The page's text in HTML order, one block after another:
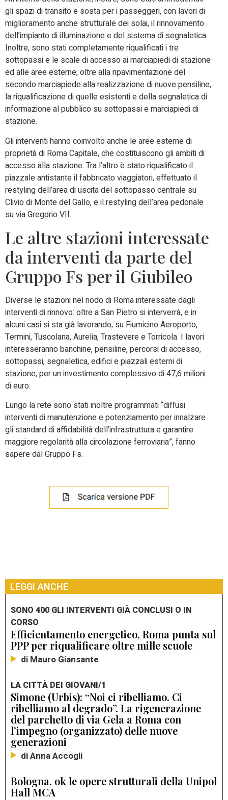
gli spazi di transito e sosta per i passeggeri, con lavori di
miglioramento anche strutturale dei solai, il rinnovamento
dell’impianto di illuminazione e del sistema di segnaletica.
Inoltre, sono stati completamente riqualificati i tre
sottopassi e le scale di accesso ai marciapiedi di stazione
ed alle aree esterne, oltre alla ripavimentazione del
secondo marciapiede alla realizzazione di nuove pensiline,
la riqualificazione di quelle esistenti e della segnaletica di
informazione al pubblico su sottopassi e marciapiedi di
stazione.
Gli interventi hanno coinvolto anche le aree esterne di
proprietà di Roma Capitale, che costituiscono gli ambiti di
accesso alla stazione. Tra l’altro è stato riqualificato il
piazzale antistante il fabbricato viaggiatori, effettuato il
restyling dell’area di uscita del sottopasso centrale su
Clivio di Monte del Gallo, e il restyling dell’area pedonale
su via Gregorio VII.
Le altre stazioni interessate
da interventi da parte del
Gruppo Fs per il Giubileo
Diverse le stazioni nel nodo di Roma interessate dagli
interventi di rinnovo: oltre a San Pietro si interverrà, e in
alcuni casi si sta già lavorando, su Fiumicino Aeroporto,
Termini, Tuscolana, Aurelia, Trastevere e Torricola. I lavori
interesseranno banchine, pensiline, percorsi di accesso,
sottopassi, segnaletica, edifici e piazzali esterni di
stazione, per un investimento complessivo di 47,6 milioni
di euro.
Lungo la rete sono stati inoltre programmati “diffusi
interventi di manutenzione e potenziamento per innalzare
gli standard di affidabilità dell’infrastruttura e garantire
maggiore regolarità alla circolazione ferroviaria”, fanno
sapere dal Gruppo Fs.
LEGGI ANCHE
SONO 400 GLI INTERVENTI GIÀ CONCLUSI O IN
CORSO
Efficientamento energetico, Roma punta sul
PPP per riqualificare oltre mille scuole
di Mauro Giansante
LA CITTÀ DEI GIOVANI/1
Simone (Urbis): “Noi ci ribelliamo. Ci
ribelliamo al degrado”. La rigenerazione
del parchetto di via Gela a Roma con
l’impegno (organizzato) delle nuove
generazioni
di Anna Accogli
Bologna, ok le opere strutturali della Unipol
Hall MCA